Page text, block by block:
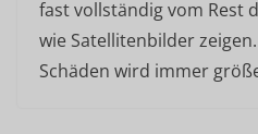
fast vollständig vom Rest
wie Satellitenbilder
Schäden wird immer